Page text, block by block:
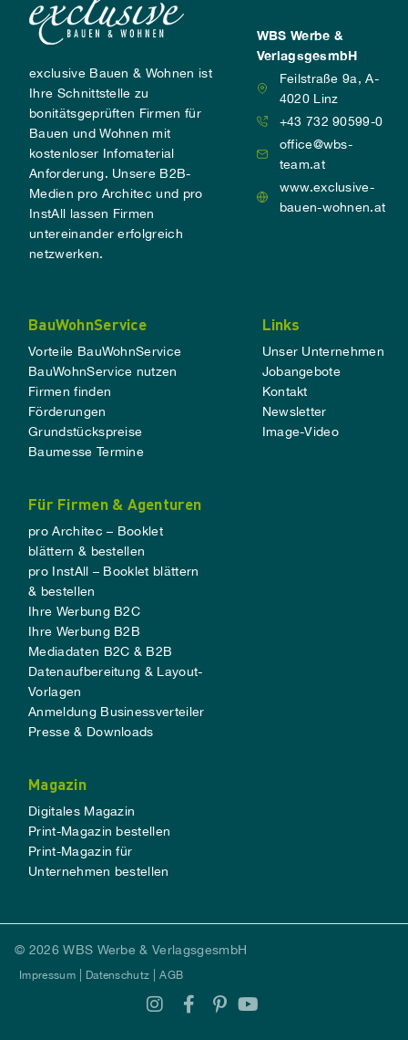
exclusive Bauen & Wohnen ist
Ihre Schnittstelle zu
bonitätsgeprüften Firmen für
Bauen und Wohnen mit
kostenloser Infomaterial
Anforderung. Unsere B2B-
Medien pro Architec und pro
InstAll lassen Firmen
untereinander erfolgreich
netzwerken.
WBS Werbe &
VerlagsgesmbH
Feilstraße 9a, A-
4020 Linz
+43 732 90599-0
office@wbs-
team.at
www.exclusive-
bauen-wohnen.at
BauWohnService
Vorteile BauWohnService
BauWohnService nutzen
Firmen finden
Förderungen
Grundstückspreise
Baumesse Termine
Links
Unser Unternehmen
Jobangebote
Kontakt
Newsletter
Image-Video
Für Firmen & Agenturen
pro Architec – Booklet
blättern & bestellen
pro InstAll – Booklet blättern
& bestellen
Ihre Werbung B2C
Ihre Werbung B2B
Mediadaten B2C & B2B
Datenaufbereitung & Layout-
Vorlagen
Anmeldung Businessverteiler
Presse & Downloads
Magazin
Digitales Magazin
Print-Magazin bestellen
Print-Magazin für
Unternehmen bestellen
© 2026 WBS Werbe & VerlagsgesmbH
Impressum Datenschutz AGB